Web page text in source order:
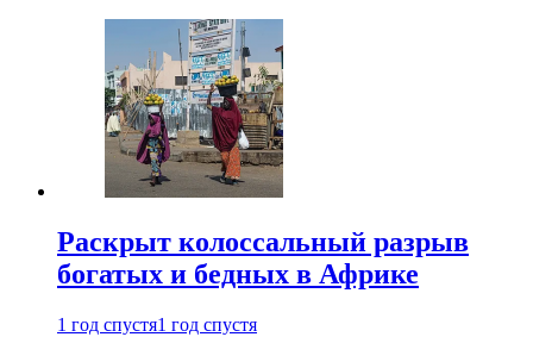
Раскрыт колоссальный разрыв
богатых и бедных в Африке
1 год спустя1 год спустя